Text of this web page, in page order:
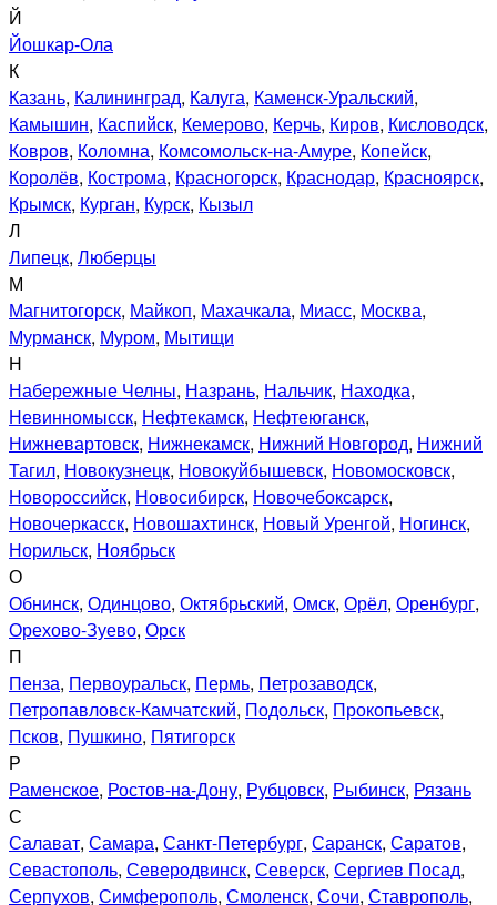
Й
Йошкар-Ола
К
Казань, Калининград, Калуга, Каменск-Уральский,
Камышин, Каспийск, Кемерово, Керчь, Киров, Кисловодск,
Ковров, Коломна, Комсомольск-на-Амуре, Копейск,
Королёв, Кострома, Красногорск, Краснодар, Красноярск,
Крымск, Курган, Курск, Кызыл
Л
Липецк, Люберцы
М
Магнитогорск, Майкоп, Махачкала, Миасс, Москва,
Мурманск, Муром, Мытищи
Н
Набережные Челны, Назрань, Нальчик, Находка,
Невинномысск, Нефтекамск, Нефтеюганск,
Нижневартовск, Нижнекамск, Нижний Новгород, Нижний
Тагил, Новокузнецк, Новокуйбышевск, Новомосковск,
Новороссийск, Новосибирск, Новочебоксарск,
Новочеркасск, Новошахтинск, Новый Уренгой, Ногинск,
Норильск, Ноябрьск
О
Обнинск, Одинцово, Октябрьский, Омск, Орёл, Оренбург,
Орехово-Зуево, Орск
П
Пенза, Первоуральск, Пермь, Петрозаводск,
Петропавловск-Камчатский, Подольск, Прокопьевск,
Псков, Пушкино, Пятигорск
Р
Раменское, Ростов-на-Дону, Рубцовск, Рыбинск, Рязань
С
Салават, Самара, Санкт-Петербург, Саранск, Саратов,
Севастополь, Северодвинск, Северск, Сергиев Посад,
Серпухов, Симферополь, Смоленск, Сочи, Ставрополь,